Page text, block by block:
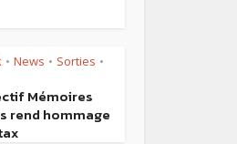
• News • Sorties •
Mémoires
rend hommage